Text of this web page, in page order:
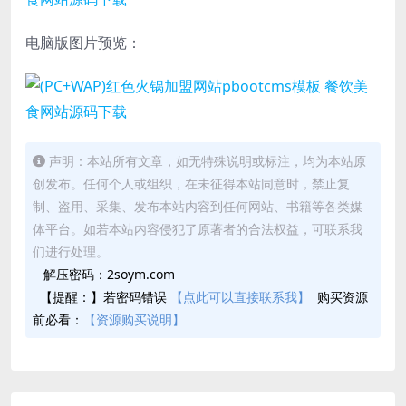
电脑版图片预览：
声明：本站所有文章，如无特殊说明或标注，均为本站原
创发布。任何个人或组织，在未征得本站同意时，禁止复
制、盗用、采集、发布本站内容到任何网站、书籍等各类媒
体平台。如若本站内容侵犯了原著者的合法权益，可联系我
们进行处理。
解压密码：2soym.com
【提醒：】若密码错误
【点此可以直接联系我】
购买资源
前必看：
【资源购买说明】